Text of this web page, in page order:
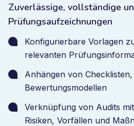
Zuverlässige, vollständige
Prüfungsaufzeichnungen
Konfigurierbare Vorlagen
relevanten
Anhängen von
Bewertungsmodellen
Verknüpfung von Audits
Risiken, Vorfällen und